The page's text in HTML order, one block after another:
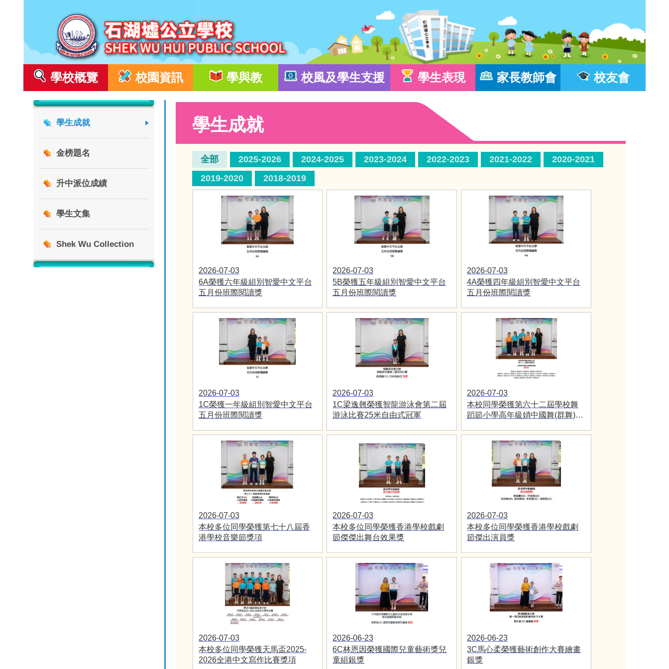
學校概覽 校園資訊 學與教 校風及學生支援 學生表現 家長教師會 校友會
學生成就
金榜題名
升中派位成績
學生文集
Shek Wu Collection
學生成就
全部 2025-2026 2024-2025 2023-2024 2022-2023 2021-2022
2020-2021
2019-2020
2018-2019
2026-07-03
6A榮獲六年級組別智愛中文平台
五月份班際閱讀獎
2026-07-03
5B榮獲五年級組別智愛中文平台
五月份班際閱讀獎
2026-07-03
4A榮獲四年級組別智愛中文平台
五月份班際閱讀獎
2026-07-03
1C榮獲一年級組別智愛中文平台
五月份班際閱讀獎
2026-07-03
1C梁逸翹榮獲智龍游泳會第二屆
游泳比賽25米自由式冠軍
2026-07-03
本校同學榮獲第六十二屆學校舞
蹈節小學高年級娋中國舞(群舞)優
2026-07-03
本校多位同學榮獲第七十八屆香
港學校音樂節獎項
2026-07-03
本校多位同學榮獲香港學校戲劇
節傑傑出舞台效果獎
2026-07-03
本校多位同學榮獲香港學校戲劇
節傑出演員獎
2026-07-03
本校多位同學榮獲天馬盃2025-
2026全港中文寫作比賽獎項
2026-06-23
6C林恩因榮獲國際兒童藝術獎兒
童組銀獎
2026-06-23
3C馬心柔榮獲藝術創作大賽繪畫
銀獎